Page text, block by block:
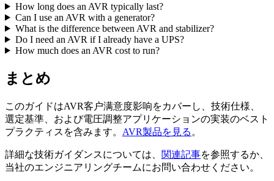
How long does an AVR typically last?
Can I use an AVR with a generator?
What is the difference between AVR and stabilizer?
Do I need an AVR if I already have a UPS?
How much does an AVR cost to run?
まとめ
このガイドはAVR客户满意度影响をカバーし、技術仕様、
選定基準、および電圧調整アプリケーションの実装のベスト
プラクティスを含みます。 AVR製品を見る 。
詳細な技術ガイダンスについては、 関連記事を参照するか、
当社のエンジニアリングチームにお問い合わせください。